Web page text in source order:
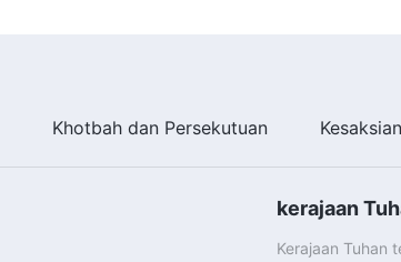
Khotbah dan Persekutuan Kesaksian
kerajaan
Kerajaan Tuhan